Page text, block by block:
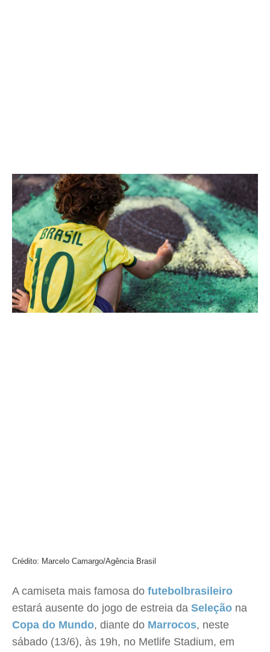
Crédito: Marcelo Camargo/Agência Brasil
A camiseta mais famosa do futebol brasileiro
estará ausente do jogo de estreia da Seleção na
Copa do Mundo, diante do Marrocos, neste
sábado (13/6), às 19h, no Metlife Stadium, em